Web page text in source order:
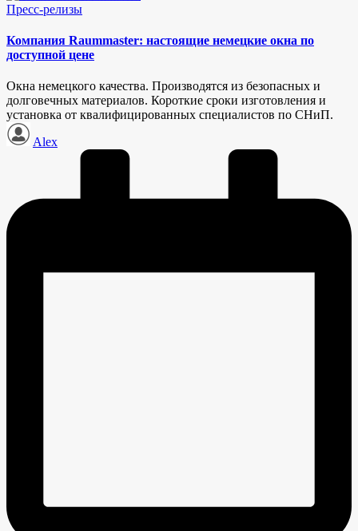
Опубликовано
Пресс-релизы
Компания Raummaster: настоящие немецкие окна по
доступной цене
Окна немецкого качества. Производятся из безопасных и
долговечных материалов. Короткие сроки изготовления и
установка от квалифицированных специалистов по СНиП.
Запись
от
Alex